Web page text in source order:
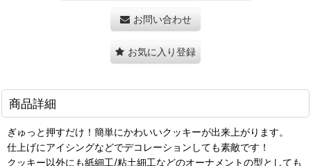
お問い合わせ
お気に入り登録
商品詳細
ぎゅっと押すだけ！簡単にかわいいクッキーが出来上がります。
仕上げにアイシングなどでデコレーションしても素敵です！
クッキー以外にも紙細工/粘土細工などのオーナメントの型としても